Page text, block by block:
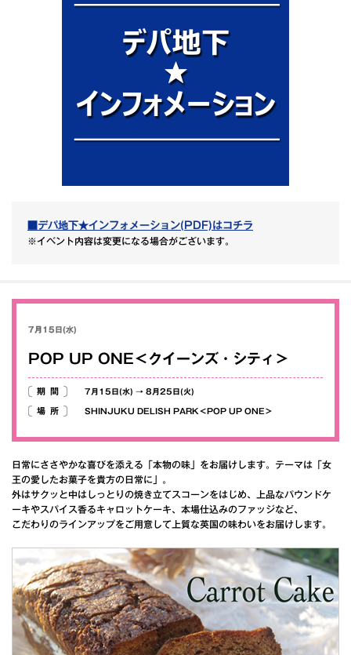
■デパ地下★インフォメーション(PDF)はコチラ
※イベント内容は変更になる場合がございます。
7月15日(水)
POP UP ONE＜クイーンズ・シティ＞
期間 7月15日(水) → 8月25日(火)
場所 SHINJUKU DELISH PARK＜POP UP ONE＞
日常にささやかな喜びを添える「本物の味」をお届けします。テーマは「女
王の愛したお菓子を貴方の日常に」。
外はサクッと中はしっとりの焼き立てスコーンをはじめ、上品なパウンドケ
ーキやスパイス香るキャロットケーキ、本場仕込みのファッジなど、
こだわりのラインアップをご用意して上質な英国の味わいをお届けします。